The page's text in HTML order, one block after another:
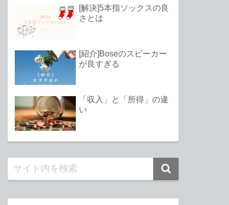
[解決]5本指ソックスの良
さとは
[紹介]Boseのスピーカー
が良すぎる
「収入」と「所得」の違
い